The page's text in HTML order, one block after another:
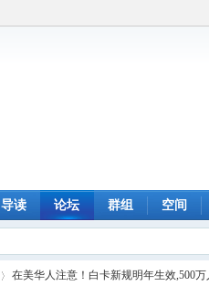
导读 论坛 群组 空间
在美华人注意！白卡新规明年生效,500